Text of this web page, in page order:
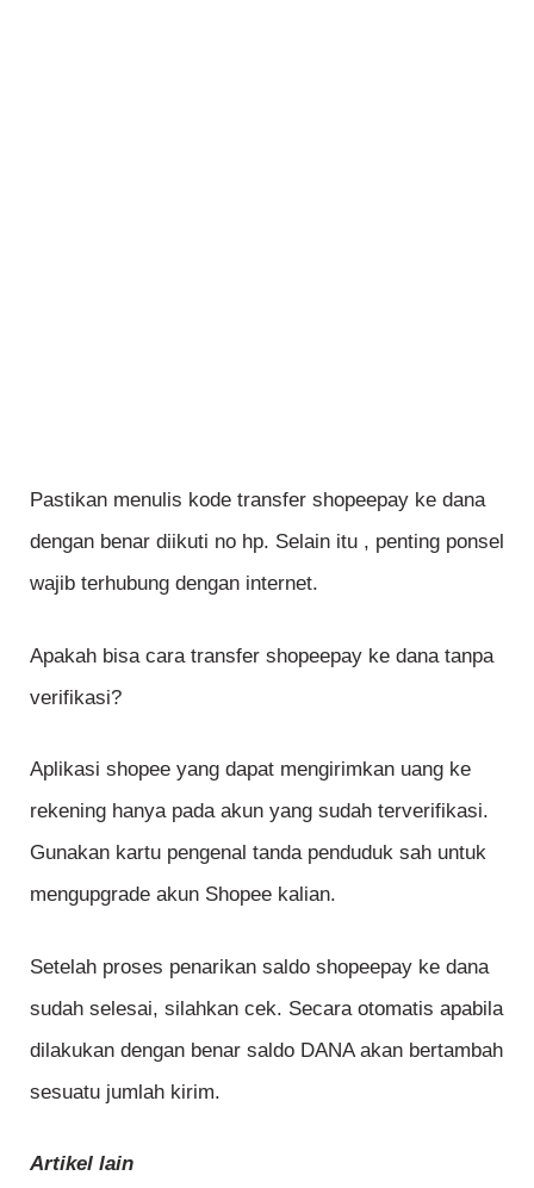
Pastikan menulis kode transfer shopeepay ke dana
dengan benar diikuti no hp. Selain itu , penting ponsel
wajib terhubung dengan internet.
Apakah bisa cara transfer shopeepay ke dana tanpa
verifikasi?
Aplikasi shopee yang dapat mengirimkan uang ke
rekening hanya pada akun yang sudah terverifikasi.
Gunakan kartu pengenal tanda penduduk sah untuk
mengupgrade akun Shopee kalian.
Setelah proses penarikan saldo shopeepay ke dana
sudah selesai, silahkan cek. Secara otomatis apabila
dilakukan dengan benar saldo DANA akan bertambah
sesuatu jumlah kirim.
Artikel lain